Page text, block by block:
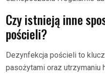
Czy istnieją inne
pościeli?
Dezynfekcja pościeli to
pasożytami oraz utrzymaniu